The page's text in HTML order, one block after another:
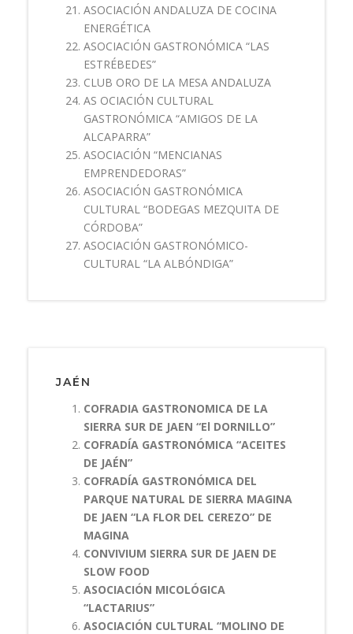
ASOCIACIÓN ANDALUZA DE COCINA
ENERGÉTICA
ASOCIACIÓN GASTRONÓMICA “LAS
ESTRÉBEDES”
CLUB ORO DE LA MESA ANDALUZA
AS OCIACIÓN CULTURAL
GASTRONÓMICA “AMIGOS DE LA
ALCAPARRA”
ASOCIACIÓN “MENCIANAS
EMPRENDEDORAS”
ASOCIACIÓN GASTRONÓMICA
CULTURAL “BODEGAS MEZQUITA DE
CÓRDOBA”
ASOCIACIÓN GASTRONÓMICO-
CULTURAL “LA ALBÓNDIGA”
JAÉN
COFRADIA GASTRONOMICA DE LA
SIERRA SUR DE JAEN “El DORNILLO”
COFRADÍA GASTRONÓMICA “ACEITES
DE JAÉN”
COFRADÍA GASTRONÓMICA DEL
PARQUE NATURAL DE SIERRA MAGINA
DE JAEN “LA FLOR DEL CEREZO” DE
MAGINA
CONVIVIUM SIERRA SUR DE JAEN DE
SLOW FOOD
ASOCIACIÓN MICOLÓGICA
“LACTARIUS”
ASOCIACIÓN CULTURAL “MOLINO DE